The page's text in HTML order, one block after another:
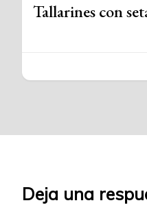
Tallarines con
Deja una